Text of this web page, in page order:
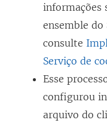
informações
ensemble do
consulte
Serviço de
Esse
configurou
arquivo do